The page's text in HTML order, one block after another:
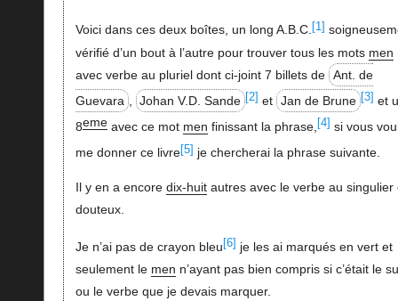
Voici dans ces deux boîtes, un long A.B.C. [1]
vérifié d’un bout à l’autre pour trouver tous les mots men
avec verbe au pluriel dont ci-joint 7 billets de Ant. de
Guevara , Johan V.D. Sande [2] et Jan de Brune [3] et
8emeavec ce mot men finissant la phrase, [4] si vous
me donner ce livre[5] je chercherai la phrase suivante.
Il y en a encore dix-huitautres avec le verbe au singulier
douteux.
Je n’ai pas de crayon bleu [6] je les ai marqués en vert et
seulement le men n’ayant pas bien compris si c’était le
ou le verbe que je devais marquer.